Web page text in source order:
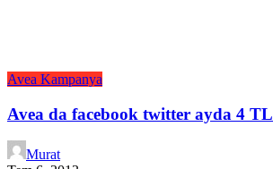
Avea Kampanya
Avea da facebook twitter ayda 4 TL
Murat